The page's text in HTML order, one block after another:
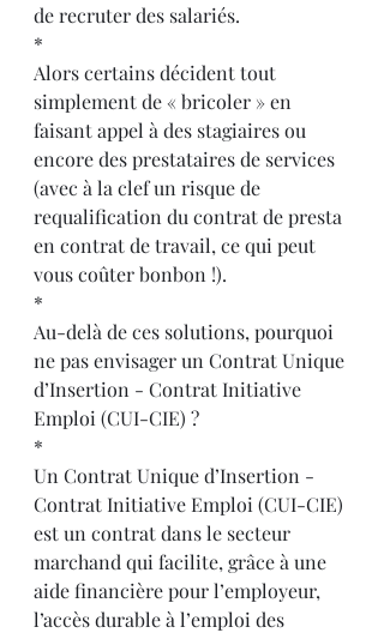
de recruter des salariés.
*
Alors certains décident tout
simplement de « bricoler » en
faisant appel à des stagiaires ou
encore des prestataires de services
(avec à la clef un risque de
requalification du contrat de presta
en contrat de travail, ce qui peut
vous coûter bonbon !).
*
Au-delà de ces solutions, pourquoi
ne pas envisager un Contrat Unique
d’Insertion - Contrat Initiative
Emploi (CUI-CIE) ?
*
Un Contrat Unique d’Insertion -
Contrat Initiative Emploi (CUI-CIE)
est un contrat dans le secteur
marchand qui facilite, grâce à une
aide financière pour l’employeur,
l’accès durable à l’emploi des